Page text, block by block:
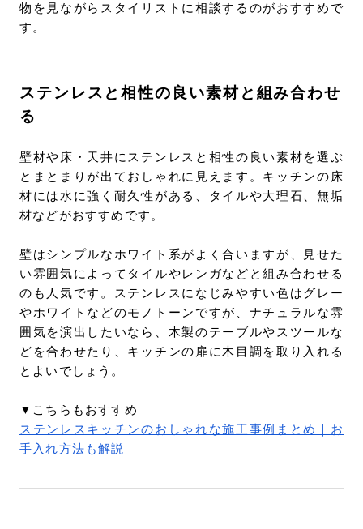
物を見ながらスタイリストに相談するのがおすすめで
す。
ステンレスと相性の良い素材と組み合わせ
る
壁材や床・天井にステンレスと相性の良い素材を選ぶ
とまとまりが出ておしゃれに見えます。キッチンの床
材には水に強く耐久性がある、タイルや大理石、無垢
材などがおすすめです。
壁はシンプルなホワイト系がよく合いますが、見せた
い雰囲気によってタイルやレンガなどと組み合わせる
のも人気です。ステンレスになじみやすい色はグレー
やホワイトなどのモノトーンですが、ナチュラルな雰
囲気を演出したいなら、木製のテーブルやスツールな
どを合わせたり、キッチンの扉に木目調を取り入れる
とよいでしょう。
▼こちらもおすすめ
ステンレスキッチンのおしゃれな施工事例まとめ｜お
手入れ方法も解説